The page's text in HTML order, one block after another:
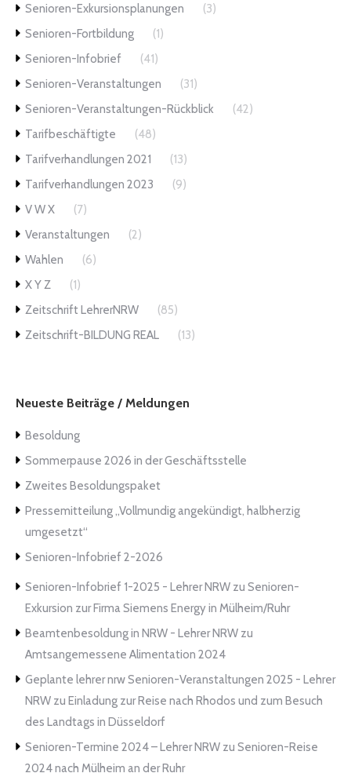
Senioren-Exkursionsplanungen
(3)
Senioren-Fortbildung
(1)
Senioren-Infobrief
(41)
Senioren-Veranstaltungen
(31)
Senioren-Veranstaltungen-Rückblick
(42)
Tarifbeschäftigte
(48)
Tarifverhandlungen 2021
(13)
Tarifverhandlungen 2023
(9)
V W X
(7)
Veranstaltungen
(2)
Wahlen
(6)
X Y Z
(1)
Zeitschrift LehrerNRW
(85)
Zeitschrift-BILDUNG REAL
(13)
Neueste Beiträge / Meldungen
Besoldung
Sommerpause 2026 in der Geschäftsstelle
Zweites Besoldungspaket
Pressemitteilung „Vollmundig angekündigt, halbherzig
umgesetzt“
Senioren-Infobrief 2-2026
Senioren-Infobrief 1-2025 - Lehrer NRW zu Senioren-
Exkursion zur Firma Siemens Energy in Mülheim/Ruhr
Beamtenbesoldung in NRW - Lehrer NRW zu
Amtsangemessene Alimentation 2024
Geplante lehrer nrw Senioren-Veranstaltungen 2025 - Lehrer
NRW zu Einladung zur Reise nach Rhodos und zum Besuch
des Landtags in Düsseldorf
Senioren-Termine 2024 – Lehrer NRW zu Senioren-Reise
2024 nach Mülheim an der Ruhr